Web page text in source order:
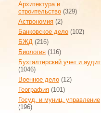
Архитектура и
строительство (329)
Астрономия (2)
Банковское дело (102)
БЖД (216)
Биология (116)
Бухгалтерский учет и аудит
(1046)
Военное дело (12)
География (101)
Госуд. и муниц. управление
(196)